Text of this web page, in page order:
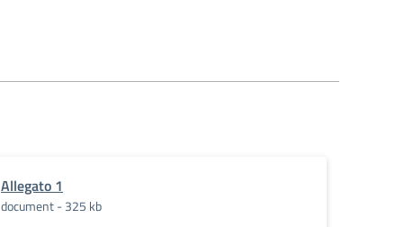
Allegato 1
document - 325 kb